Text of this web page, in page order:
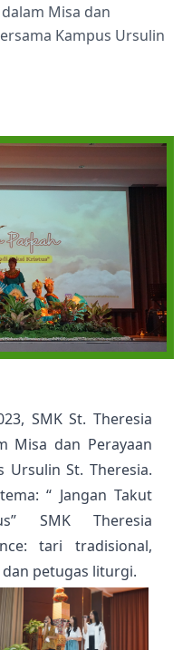
Misa dan
Kampus Ursulin
SMK St. Theresia
Misa dan Perayaan
Ursulin St. Theresia.
“ Jangan Takut
SMK Theresia
tari tradisional,
petugas liturgi.